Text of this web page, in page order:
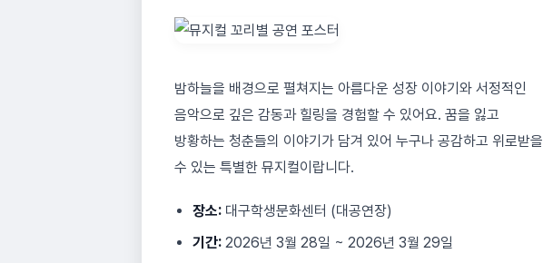
밤하늘을 배경으로 펼쳐지는 아름다운 성장 이야기와 서정적인
음악으로 깊은 감동과 힐링을 경험할 수 있어요. 꿈을 잃고
방황하는 청춘들의 이야기가 담겨 있어 누구나 공감하고 위로받을
수 있는 특별한 뮤지컬이랍니다.
장소: 대구학생문화센터 (대공연장)
기간: 2026년 3월 28일 ~ 2026년 3월 29일